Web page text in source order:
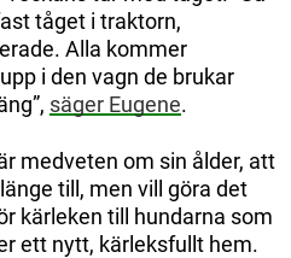
tåget i traktorn,
Alla kommer
i den vagn de brukar
säger Eugene.
medveten om sin ålder, att
till, men vill göra det
kärleken till hundarna som
ett nytt, kärleksfullt hem.